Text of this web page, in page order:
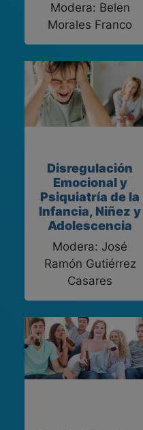
Modera: Belen
Morales Franco
Disregulación
Emocional y
Psiquiatría de la
Infancia, Niñez y
Adolescencia
Modera: José
Ramón Gutiérrez
Casares